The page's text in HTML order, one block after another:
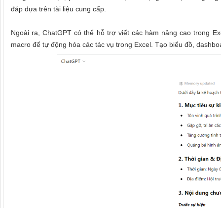
đáp dựa trên tài liệu cung cấp.
Ngoài ra, ChatGPT có thể hỗ trợ viết các hàm nâng cao trong
macro để tự động hóa các tác vụ trong Excel. Tạo biểu đồ,